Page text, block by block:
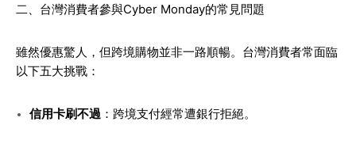
二、台灣消費者參與Cyber Monday的常見問題
雖然優惠驚人，但跨境購物並非一路順暢。台灣消費者常面臨
以下五大挑戰：
信用卡刷不過：跨境支付經常遭銀行拒絕。